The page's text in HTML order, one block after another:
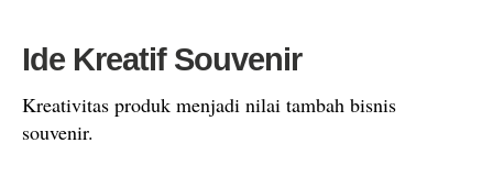
Ide Kreatif Souvenir
Kreativitas produk menjadi nilai tambah bisnis
souvenir.